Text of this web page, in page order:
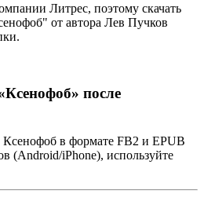
Литрес, поэтому скачать
от автора Лев Пучков
после
Ксенофоб в формате FB2 и EPUB
(Android/iPhone), используйте